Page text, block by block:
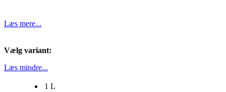
Læs mere...
Vælg variant:
Læs mindre...
1 L